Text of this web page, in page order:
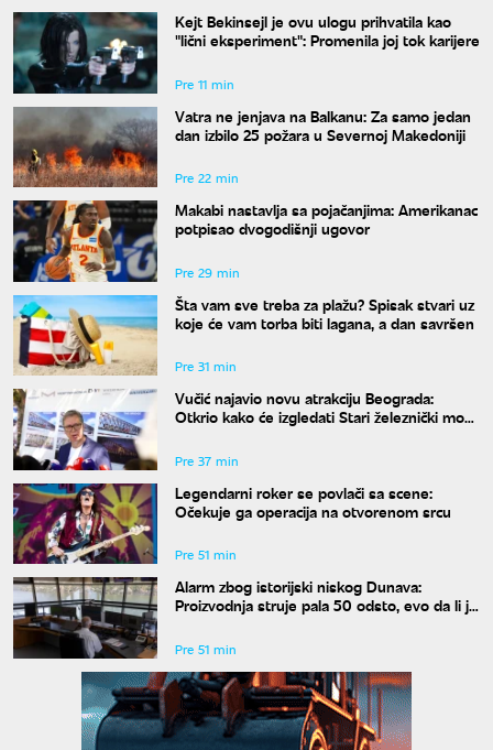
Kejt Bekinsejl je ovu ulogu prihvatila kao
"lični eksperiment": Promenila joj tok karijere
Pre 11 min
Vatra ne jenjava na Balkanu: Za samo jedan
dan izbilo 25 požara u Severnoj Makedoniji
Pre 22 min
Makabi nastavlja sa pojačanjima: Amerikanac
potpisao dvogodišnji ugovor
Pre 29 min
Šta vam sve treba za plažu? Spisak stvari uz
koje će vam torba biti lagana, a dan savršen
Pre 31 min
Vučić najavio novu atrakciju Beograda:
Otkrio kako će izgledati Stari železnički most
Pre 37 min
Legendarni roker se povlači sa scene:
Očekuje ga operacija na otvorenom srcu
Pre 51 min
Alarm zbog istorijski niskog Dunava:
Proizvodnja struje pala 50 odsto, evo da li je
Pre 51 min